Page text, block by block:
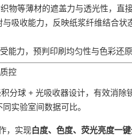
物等薄材的遮盖力与透光性，直
吸收能力，反映纸浆纤维结合
能力，预判印刷均匀性与色彩还原
控
分球 + 光吸收器设计，有效消除
实验室间数据可比。
，实现白度、色度、荧光亮度一